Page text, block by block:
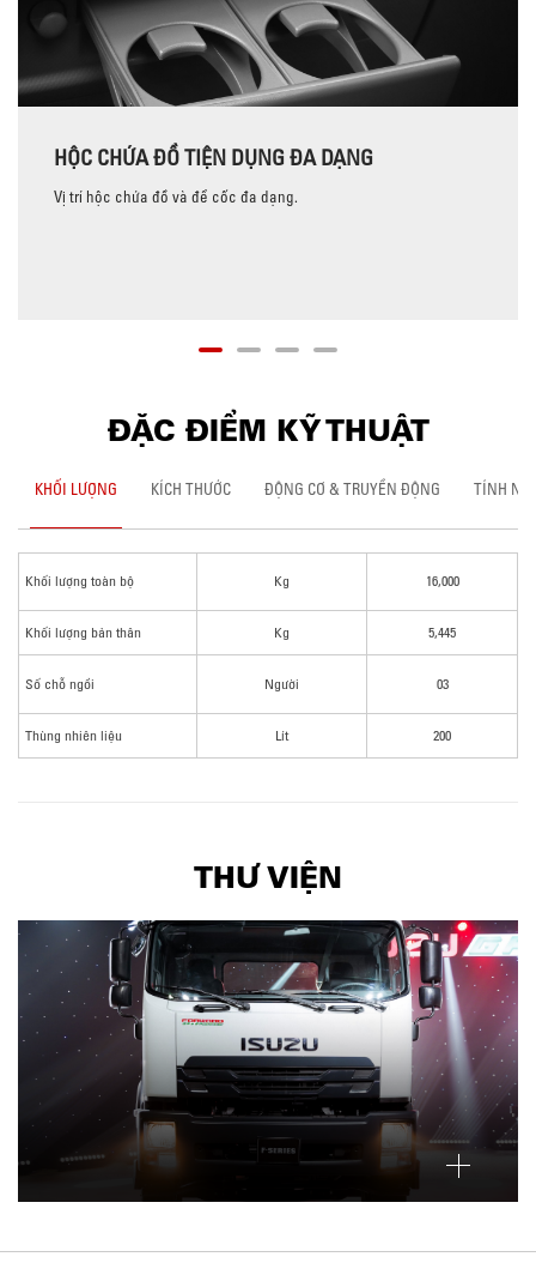
HỘC CHỨA ĐỒ TIỆN DỤNG ĐA DẠNG
Vị trí hộc chứa đồ và để cốc đa dạng.
ĐẶC ĐIỂM KỸ THUẬT
KHỐI LƯỢNG KÍCH THƯỚC ĐỘNG CƠ & TRUYỀN ĐỘNG TÍNH
Khối lượng toàn bộ Kg 16,000
Khối lượng bản thân Kg 5,445
Số chỗ ngồi Người 03
Thùng nhiên liệu Lít 200
THƯ VIỆN